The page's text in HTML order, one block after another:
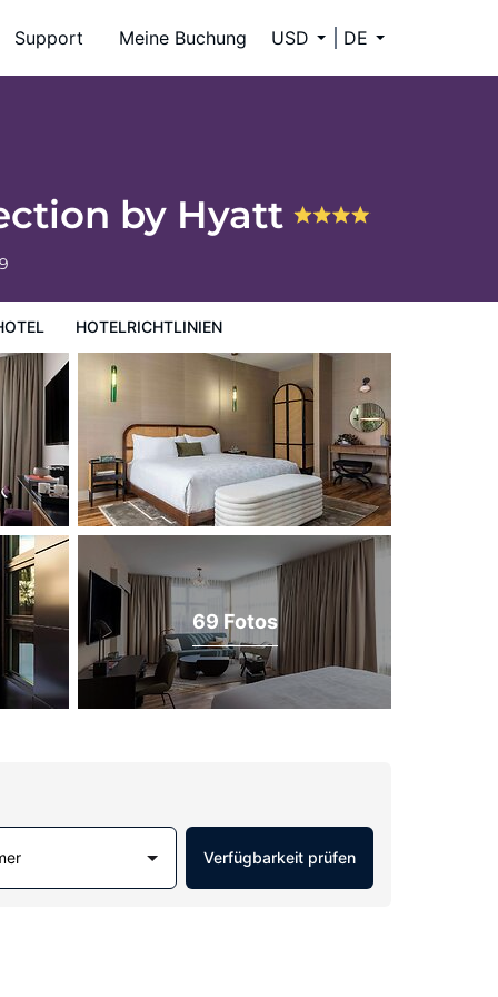
Support Meine Buchung USD DE
by Hyatt
HOTELRICHTLINIEN
69 Fotos
Verfügbarkeit prüfen